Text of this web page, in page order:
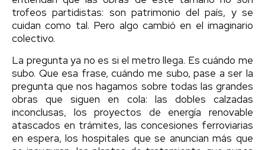
trofeos partidistas: son patrimonio del país, y se
cuidan como tal. Pero algo cambió en el imaginario
colectivo.
La pregunta ya no es si el metro llega. Es cuándo me
subo. Que esa frase, cuándo me subo, pase a ser la
pregunta que nos hagamos sobre todas las grandes
obras que siguen en cola: las dobles calzadas
inconclusas, los proyectos de energía renovable
atascados en trámites, las concesiones ferroviarias
en espera, los hospitales que se anuncian más que